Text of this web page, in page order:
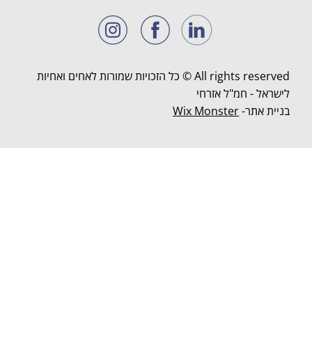
All rights reserved © כל הזכויות שמורות לאחים ואחיות
לישראל - חמ"ל אזרחי
בניית אתר-Wix Monster